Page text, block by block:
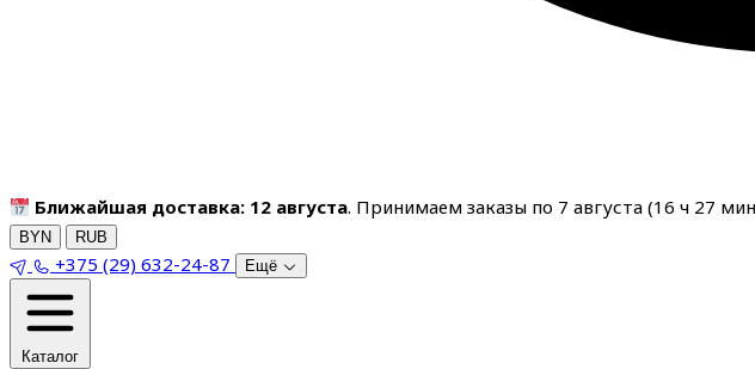
Ближайшая доставка: 12 августа. Принимаем заказы по 7 августа (16 ч 27
BYN RUB
+375 (29) 632-24-87 Ещё
Каталог